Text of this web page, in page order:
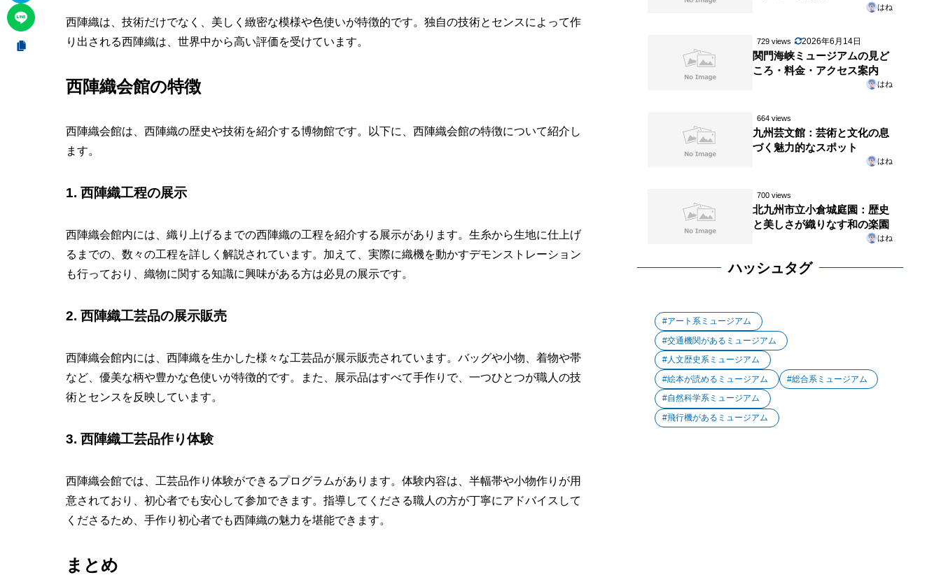
西陣織は、技術だけでなく、美しく緻密な模様や色使いが特徴的です。独自の技術とセンスによって作
り出される西陣織は、世界中から高い評価を受けています。
西陣織会館の特徴
西陣織会館は、西陣織の歴史や技術を紹介する博物館です。以下に、西陣織会館の特徴について紹介し
ます。
1. 西陣織工程の展示
西陣織会館内には、織り上げるまでの西陣織の工程を紹介する展示があります。生糸から生地に仕上げ
るまでの、数々の工程を詳しく解説されています。加えて、実際に織機を動かすデモンストレーション
も行っており、織物に関する知識に興味がある方は必見の展示です。
2. 西陣織工芸品の展示販売
西陣織会館内には、西陣織を生かした様々な工芸品が展示販売されています。バッグや小物、着物や帯
など、優美な柄や豊かな色使いが特徴的です。また、展示品はすべて手作りで、一つひとつが職人の技
術とセンスを反映しています。
3. 西陣織工芸品作り体験
西陣織会館では、工芸品作り体験ができるプログラムがあります。体験内容は、半幅帯や小物作りが用
意されており、初心者でも安心して参加できます。指導してくださる職人の方が丁寧にアドバイスして
くださるため、手作り初心者でも西陣織の魅力を堪能できます。
まとめ
はね
729 views 2026年6月14日
関門海峡ミュージアムの見ど
ころ・料金・アクセス案内
はね
664 views
九州芸文館：芸術と文化の息
づく魅力的なスポット
はね
700 views
北九州市立小倉城庭園：歴史
と美しさが織りなす和の楽園
はね
ハッシュタグ
アート系ミュージアム
交通機関があるミュージアム
人文歴史系ミュージアム
絵本が読めるミュージアム
総合系ミュージアム
自然科学系ミュージアム
飛行機があるミュージアム